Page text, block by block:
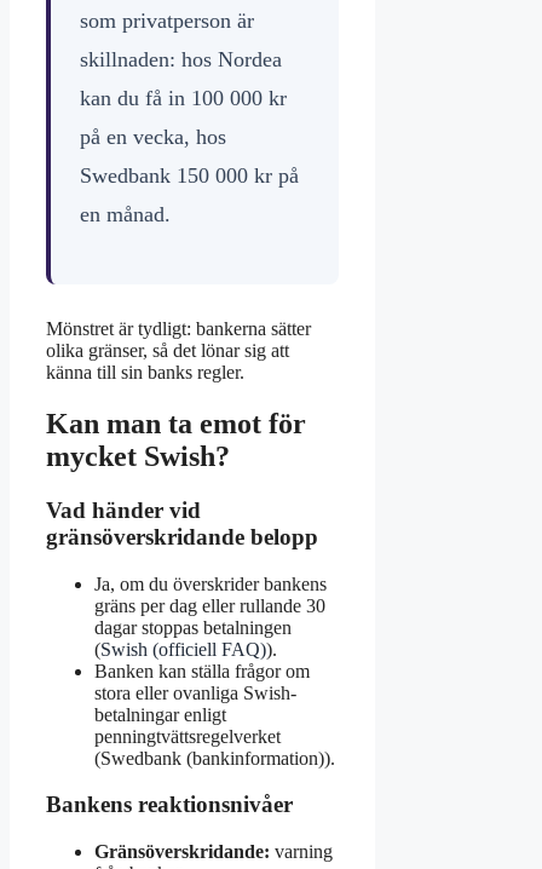
som privatperson är
skillnaden: hos Nordea
kan du få in 100 000 kr
på en vecka, hos
Swedbank 150 000 kr på
en månad.
Mönstret är tydligt: bankerna sätter
olika gränser, så det lönar sig att
känna till sin banks regler.
Kan man ta emot för
mycket Swish?
Vad händer vid
gränsöverskridande belopp
Ja, om du överskrider bankens
gräns per dag eller rullande 30
dagar stoppas betalningen
(Swish (officiell FAQ)).
Banken kan ställa frågor om
stora eller ovanliga Swish-
betalningar enligt
penningtvättsregelverket
(Swedbank (bankinformation)).
Bankens reaktionsnivåer
Gränsöverskridande: varning